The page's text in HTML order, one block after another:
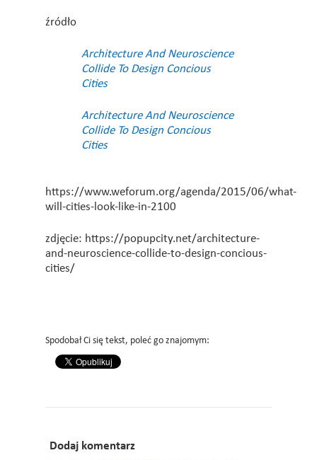
źródło
Architecture And Neuroscience
Collide To Design Concious
Cities
Architecture And Neuroscience
Collide To Design Concious
Cities
https://www.weforum.org/agenda/2015/06/what-
will-cities-look-like-in-2100
zdjęcie: https://popupcity.net/architecture-
and-neuroscience-collide-to-design-concious-
cities/
Spodobał Ci się tekst, poleć go znajomym:
Dodaj komentarz